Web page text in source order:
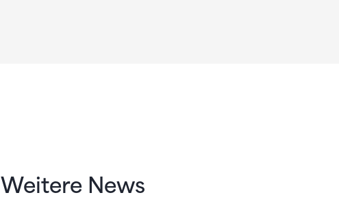
Weitere News